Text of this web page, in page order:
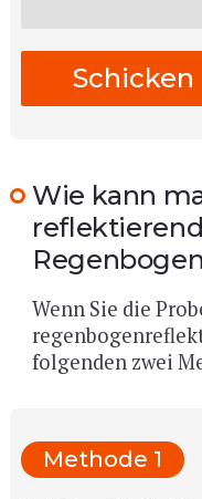
Wie kann
Wenn Sie die
folgenden zwei
Methode 1